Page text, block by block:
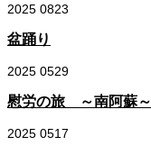
2025 0823
盆踊り
2025 0529
慰労の旅 ～南阿蘇～
2025 0517